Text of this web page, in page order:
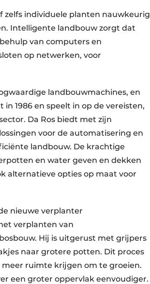
zelfs individuele planten nauwkeurig
Intelligente landbouw zorgt dat
van computers en
op netwerken, voor
landbouwmachines, en
1986 en speelt in op de vereisten,
Da Ros biedt met zijn
voor de automatisering en
landbouw. De krachtige
en water geven en dekken
alternatieve opties op maat voor
nieuwe verplanter
verplanten van
Hij is uitgerust met grijpers
naar grotere potten. Dit proces
ruimte krijgen om te groeien.
een groter oppervlak eenvoudiger.